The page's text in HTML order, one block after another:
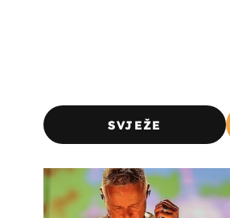
SVJEŽE